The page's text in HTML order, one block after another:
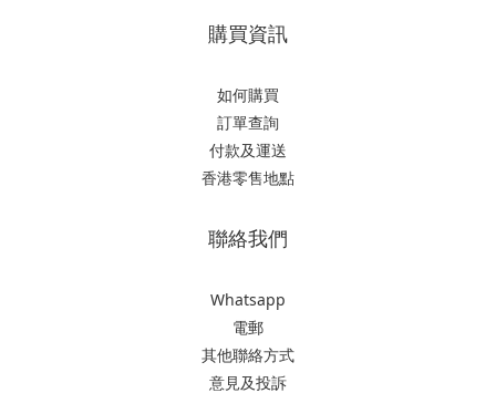
購買資訊
如何購買
訂單查詢
付款及運送
香港零售地點
聯絡我們
Whatsapp
電郵
其他聯絡方式
意見及投訴